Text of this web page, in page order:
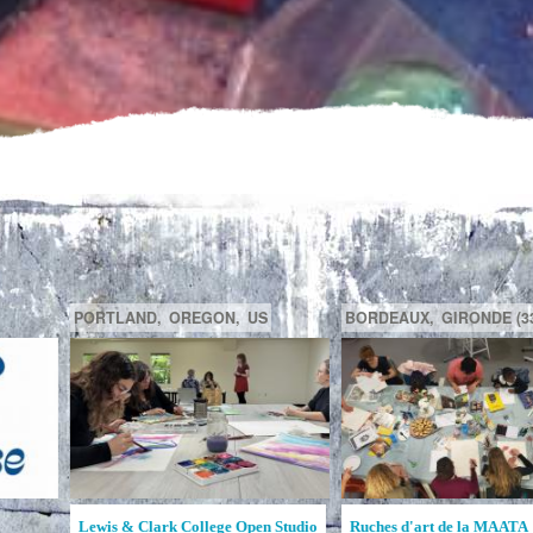
MAATA
GATINEAU, QUÉBEC, CA
Ruche d'Art de l'Étincelle
SAGUENAY,
Ruches d'Art